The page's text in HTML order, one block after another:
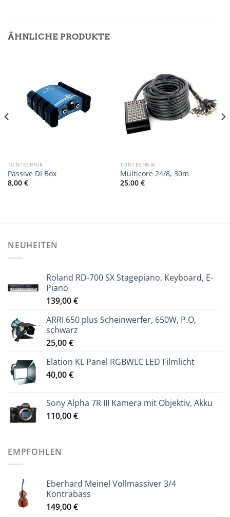
ÄHNLICHE PRODUKTE
TONTECHNIK
Passive DI Box
8,00 €
TONTECHNIK
Multicore 24/8, 30m
25,00 €
NEUHEITEN
Roland RD-700 SX Stagepiano, Keyboard, E-
Piano
139,00€
ARRI 650 plus Scheinwerfer, 650W, P.O,
schwarz
25,00€
Elation KL Panel RGBWLC LED Filmlicht
40,00€
Sony Alpha 7R III Kamera mit Objektiv, Akku
110,00€
EMPFOHLEN
Eberhard Meinel Vollmassiver 3/4
Kontrabass
149,00€